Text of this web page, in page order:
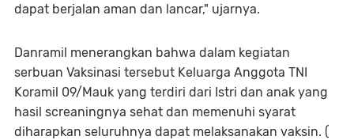
dapat berjalan aman dan lancar," ujarnya.
Danramil menerangkan bahwa dalam kegiatan
serbuan Vaksinasi tersebut Keluarga Anggota TNI
Koramil 09/Mauk yang terdiri dari Istri dan anak yang
hasil screaningnya sehat dan memenuhi syarat
diharapkan seluruhnya dapat melaksanakan vaksin. (